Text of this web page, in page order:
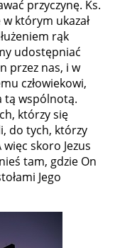
przyczynę. Ks.
którym ukazał
rąk
udostępniać
przez nas, i w
człowiekowi,
tą wspólnotą.
którzy się
do tych, którzy
więc skoro Jezus
tam, gdzie On
Jego